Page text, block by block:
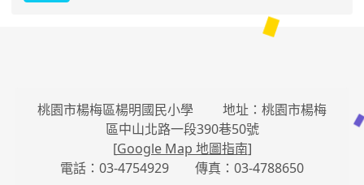
桃園市楊梅區楊明國民小學 地址：桃園市楊梅
區中山北路一段390巷50號
[Google Map 地圖指南]
電話：03-4754929 傳真：03-4788650